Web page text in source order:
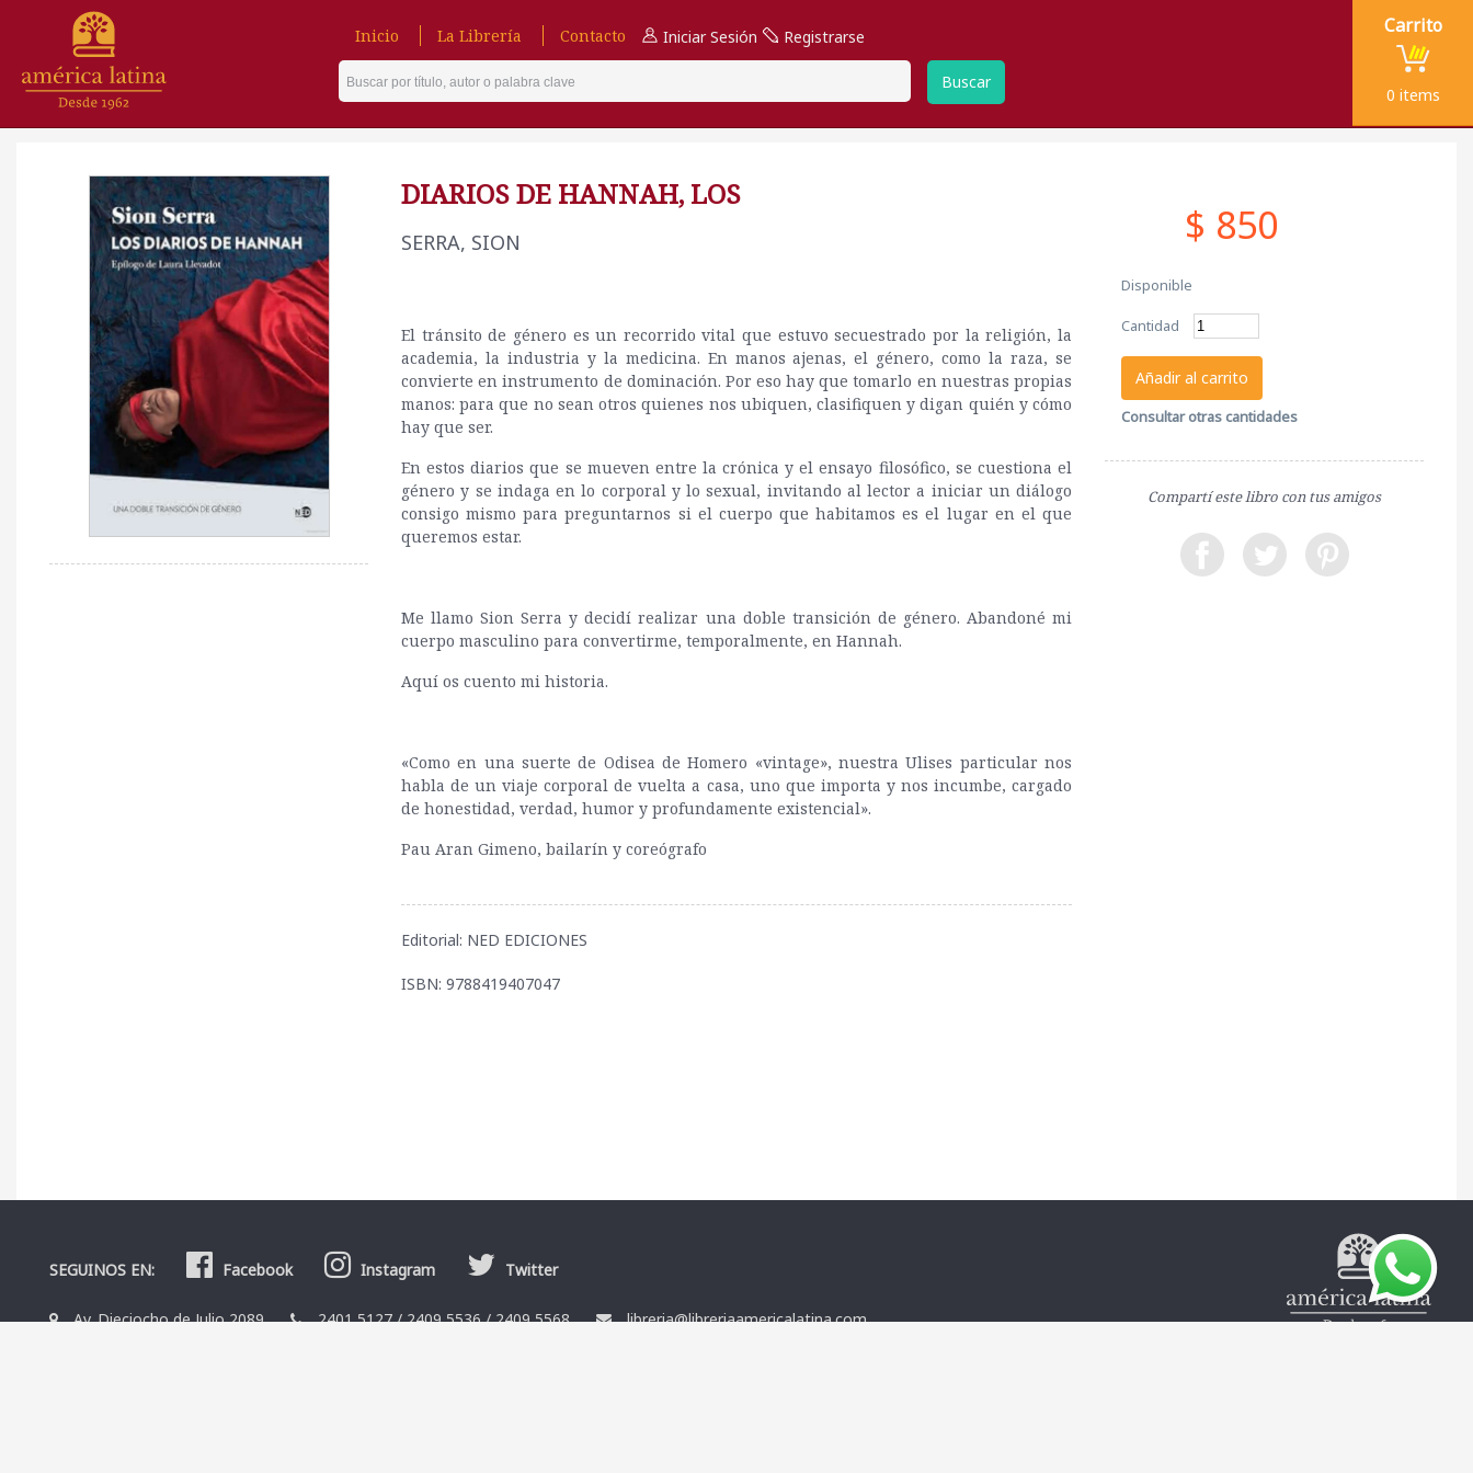
Inicio La Librería Contacto Iniciar Sesión Registrarse
Buscar
Carrito
0 items
DIARIOS DE HANNAH, LOS
SERRA, SION
El tránsito de género es un recorrido vital que estuvo secuestrado por la religión, la
academia, la industria y la medicina. En manos ajenas, el género, como la raza, se
convierte en instrumento de dominación. Por eso hay que tomarlo en nuestras propias
manos: para que no sean otros quienes nos ubiquen, clasifiquen y digan quién y cómo
hay que ser.
En estos diarios que se mueven entre la crónica y el ensayo filosófico, se cuestiona el
género y se indaga en lo corporal y lo sexual, invitando al lector a iniciar un diálogo
consigo mismo para preguntarnos si el cuerpo que habitamos es el lugar en el que
queremos estar.
Me llamo Sion Serra y decidí realizar una doble transición de género. Abandoné mi
cuerpo masculino para convertirme, temporalmente, en Hannah.
Aquí os cuento mi historia.
«Como en una suerte de Odisea de Homero «vintage», nuestra Ulises particular nos
habla de un viaje corporal de vuelta a casa, uno que importa y nos incumbe, cargado
de honestidad, verdad, humor y profundamente existencial».
Pau Aran Gimeno, bailarín y coreógrafo
Editorial: NED EDICIONES
ISBN: 9788419407047
$ 850
Disponible
Cantidad
Añadir al carrito
Consultar otras cantidades
Compartí este libro con tus amigos
SEGUINOS EN: Facebook Instagram Twitter
Av. Dieciocho de Julio 2089 2401 5127/2409 5536/2409 5568 libreria@libreriaamericalatina.com